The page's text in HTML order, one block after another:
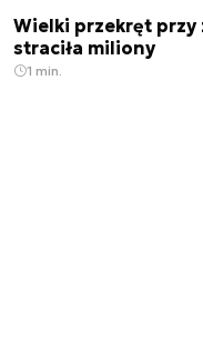
Wielki przekręt przy
straciła miliony
1 min.